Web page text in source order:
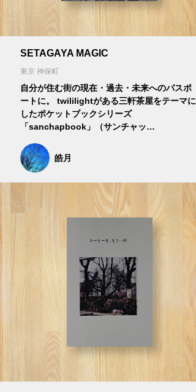
SETAGAYA MAGIC
東京 神保町
自分が住む街の現在・過去・未来へのパスポ
ートに。 twililightがある三軒茶屋をテーマに
したポケットブックシリーズ
「sanchapbook」（サンチャッ…
皓月